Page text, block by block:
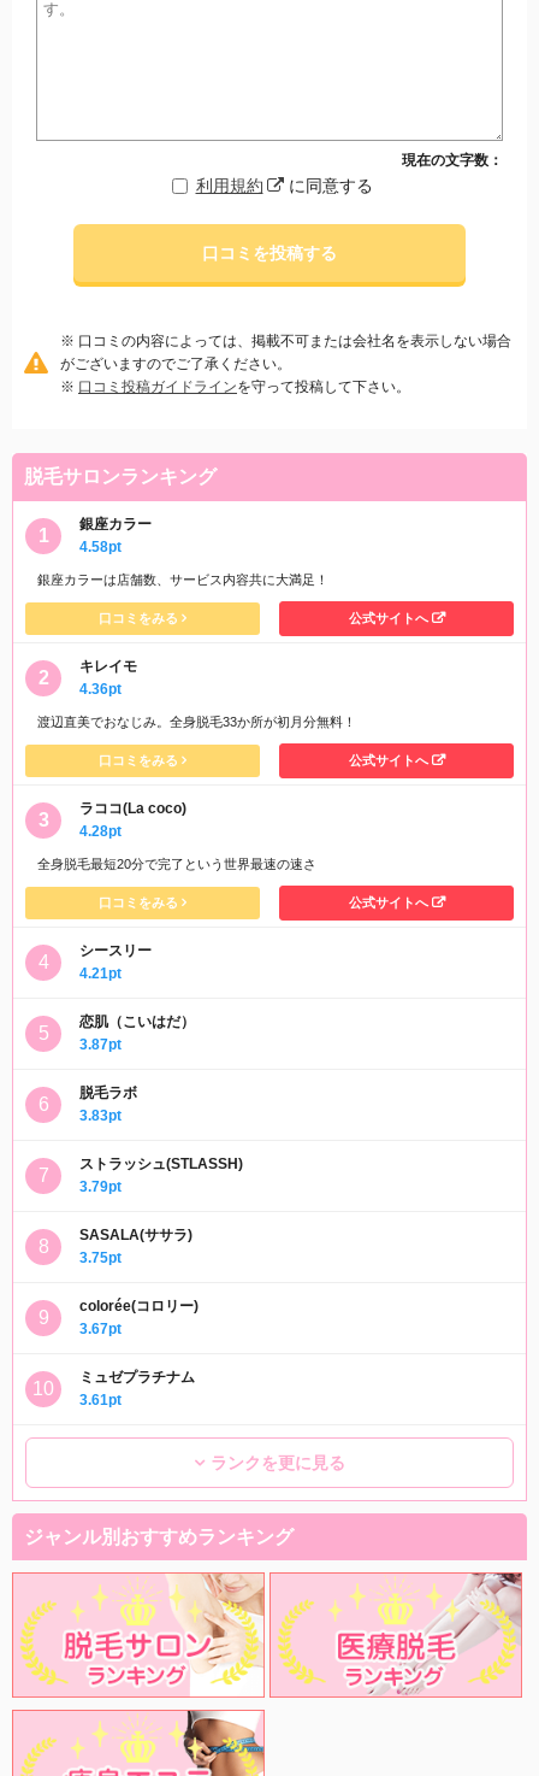
現在の文字数：
利用規約 に同意する
口コミを投稿する
※ 口コミの内容によっては、掲載不可または会社名を表示しない場合
がございますのでご了承ください。
※ 口コミ投稿ガイドラインを守って投稿して下さい。
脱毛サロンランキング
銀座カラー
4.58pt
銀座カラーは店舗数、サービス内容共に大満足！
口コミをみる 公式サイトへ
キレイモ
4.36pt
渡辺直美でおなじみ。全身脱毛33か所が初月分無料！
口コミをみる 公式サイトへ
ラココ(La coco)
4.28pt
全身脱毛最短20分で完了という世界最速の速さ
口コミをみる 公式サイトへ
シースリー
4.21pt
恋肌（こいはだ）
3.87pt
脱毛ラボ
3.83pt
ストラッシュ(STLASSH)
3.79pt
SASALA(ササラ)
3.75pt
colorée(コロリー)
3.67pt
ミュゼプラチナム
3.61pt
ランクを更に見る
ジャンル別おすすめランキング